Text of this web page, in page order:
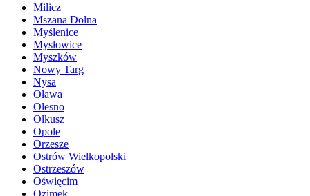
Milicz
Mszana Dolna
Myślenice
Mysłowice
Myszków
Nowy Targ
Nysa
Oława
Olesno
Olkusz
Opole
Orzesze
Ostrów Wielkopolski
Ostrzeszów
Oświęcim
Ozimek